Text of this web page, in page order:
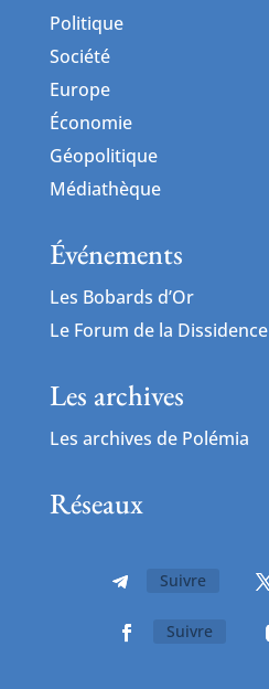
Politique
Société
Europe
Économie
Géopolitique
Médiathèque
Événements
Les Bobards d’Or
Le Forum de la Dissidence
Les archives
Les archives de Polémia
Réseaux
Suivre
Suivre